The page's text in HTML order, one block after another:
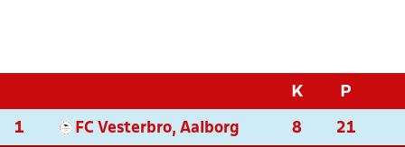
K P
1 FC Vesterbro, Aalborg 8 21